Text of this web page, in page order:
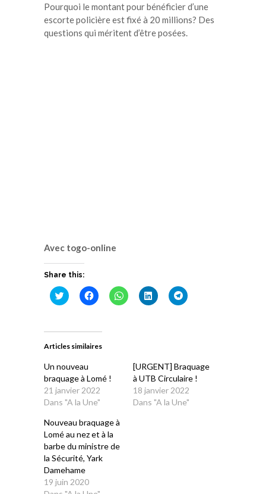
Pourquoi le montant pour bénéficier d’une
escorte policière est fixé à 20 millions? Des
questions qui méritent d’être posées.
Avec togo-online
Share this:
Cliquez
pour
dans
nouvelle
Cliquez
pour
dans
nouvelle
Cliquez
pour
Cliquez
pour
Cliquez
pour
Articles similaires
Un nouveau
braquage à Lomé !
21 janvier 2022
Dans "A la Une"
[URGENT] Braquage
à UTB Circulaire !
18 janvier 2022
Dans "A la Une"
Nouveau braquage à
Lomé au nez et à la
barbe du ministre de
la Sécurité, Yark
Damehame
19 juin 2020